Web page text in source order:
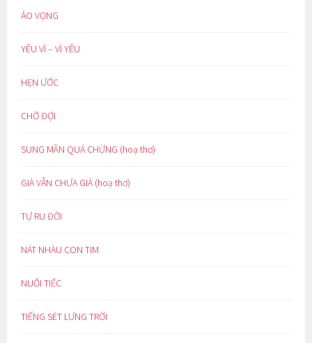
ẢO VỌNG
YÊU VÌ – VÌ YÊU
HẸN ƯỚC
CHỜ ĐỢI
SUNG MÃN QUÁ CHỪNG (hoạ thơ)
GIÀ VẪN CHƯA GIÀ (hoạ thơ)
TỰ RU ĐỜI
NÁT NHÀU CON TIM
NUỐI TIẾC
TIẾNG SÉT LƯNG TRỜI